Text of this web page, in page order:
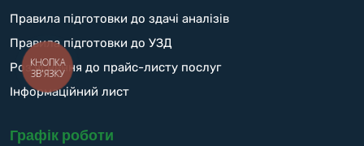
Правила підготовки до здачі аналізів
Правила підготовки до УЗД
Роз’яснення до прайс-листу послуг
Інформаційний лист
Графік роботи
КНОПКА
ЗВ'ЯЗКУ